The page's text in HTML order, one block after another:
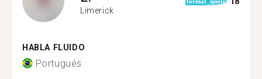
Limerick
HABLA FLUIDO
Portugués